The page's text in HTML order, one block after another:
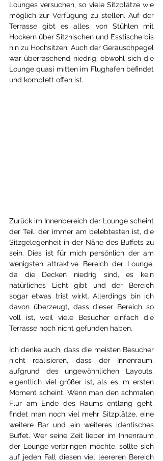
Lounges versuchen, so viele Sitzplätze wie
möglich zur Verfügung zu stellen. Auf der
Terrasse gibt es alles, von Stühlen mit
Hockern über Sitznischen und Esstische bis
hin zu Hochsitzen. Auch der Geräuschpegel
war überraschend niedrig, obwohl sich die
Lounge quasi mitten im Flughafen befindet
und komplett offen ist.
Zurück im Innenbereich der Lounge scheint
der Teil, der immer am belebtesten ist, die
Sitzgelegenheit in der Nähe des Buffets zu
sein. Dies ist für mich persönlich der am
wenigsten attraktive Bereich der Lounge,
da die Decken niedrig sind, es kein
natürliches Licht gibt und der Bereich
sogar etwas trist wirkt. Allerdings bin ich
davon überzeugt, dass dieser Bereich so
voll ist, weil viele Besucher einfach die
Terrasse noch nicht gefunden haben.
Ich denke auch, dass die meisten Besucher
nicht realisieren, dass der Innenraum,
aufgrund des ungewöhnlichen Layouts,
eigentlich viel größer ist, als es im ersten
Moment scheint. Wenn man den schmalen
Flur am Ende des Raums entlang geht,
findet man noch viel mehr Sitzplätze, eine
weitere Bar und ein weiteres identisches
Buffet. Wer seine Zeit lieber im Innenraum
der Lounge verbringen möchte, sollte sich
auf jeden Fall diesen viel leereren Bereich